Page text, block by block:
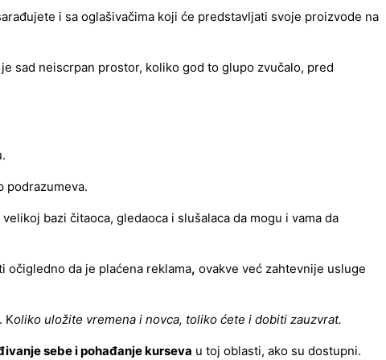
i sa oglašivačima koji će predstavljati svoje proizvode na
sad neiscrpan prostor, koliko god to glupo zvučalo, pred
podrazumeva.
bazi čitaoca, gledaoca i slušalaca da mogu i vama da
očigledno da je plaćena reklama, ovakve već zahtevnije usluge
Koliko uložite vremena i novca, toliko ćete i dobiti zauzvrat.
sebe i pohađanje kurseva u toj oblasti, ako su dostupni.